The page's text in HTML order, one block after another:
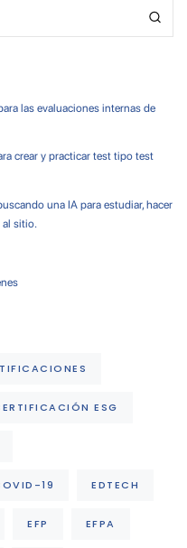
las evaluaciones internas de
crear y practicar test tipo test
una IA para estudiar, hacer
al sitio.
ESG
19 EDTECH
EFP EFPA